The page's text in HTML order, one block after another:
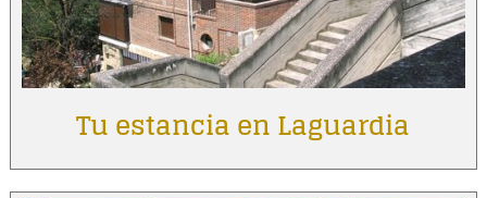
Tu estancia en Laguardia